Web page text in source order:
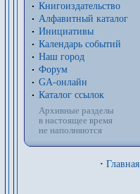
Книгоиздательство
Алфавитный каталог
Инициативы
Календарь событий
Наш город
Форум
GA-онлайн
Каталог ссылок
Архивные разделы
в настоящее время
не наполняются
· Главная